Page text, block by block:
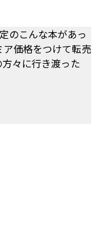
のこんな本があっ
価格をつけて転売
々に行き渡った